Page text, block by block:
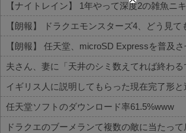
【ナイトレイン】 1年やって深度2の雑魚ニ
【朗報】 ドラクエモンスターズ4、どう見て
【朗報】 任天堂、microSD Expressを普及
任天堂ソフトのダウンロード率61.5%www
ドラクエのブーメランて複数の敵に当たっ